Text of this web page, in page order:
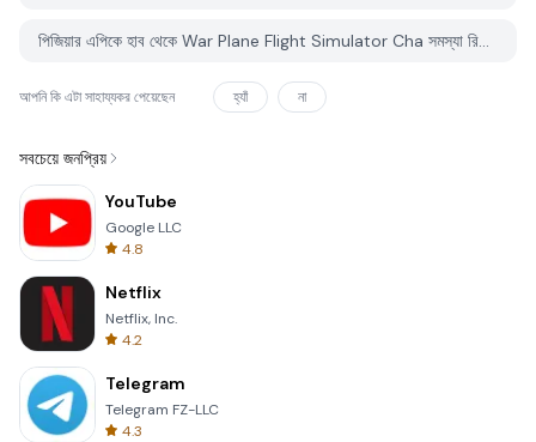
পিজিয়ার এপিকে হাব থেকে War Plane Flight Simulator Cha সমস্যা রিপোর্ট করতে কিভাবে পারি?
আপনি কি এটা সাহায্যকর পেয়েছেন হ্যাঁ না
সবচেয়ে জনপ্রিয়
YouTube
Google LLC
4.8
Netflix
Netflix, Inc.
4.2
Telegram
Telegram FZ-LLC
4.3